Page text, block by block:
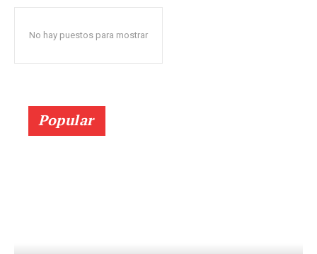
No hay puestos para mostrar
Popular